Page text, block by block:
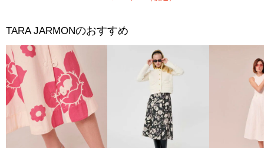
TARA JARMONのおすすめ